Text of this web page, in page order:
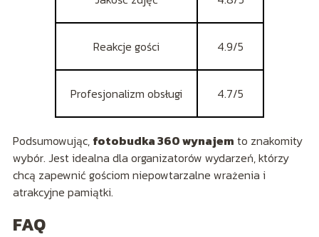
Reakcje gości 4.9/5
Profesjonalizm obsługi 4.7/5
Podsumowując, fotobudka 360 wynajem to znakomity
wybór. Jest idealna dla organizatorów wydarzeń, którzy
chcą zapewnić gościom niepowtarzalne wrażenia i
atrakcyjne pamiątki.
FAQ